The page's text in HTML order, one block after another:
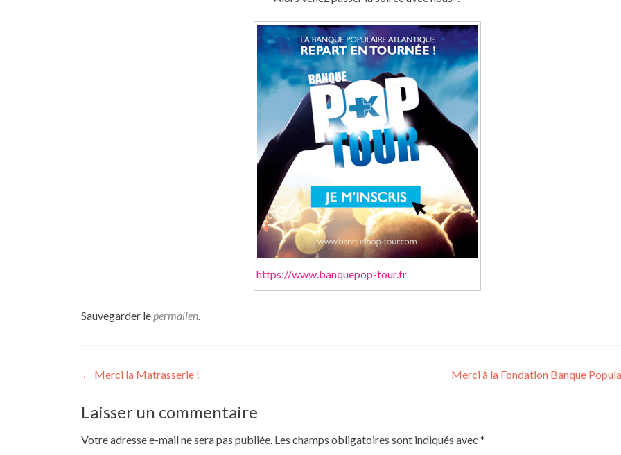
https://www.banquepop-tour.fr
Sauvegarder le permalien
Navigation
de
l’article
← Merci la Matrasserie ! Merci à la Fondation Banque
Laisser un commentaire
Votre adresse e-mail ne sera pas publiée. Les champs obligatoires sont indiqués avec *